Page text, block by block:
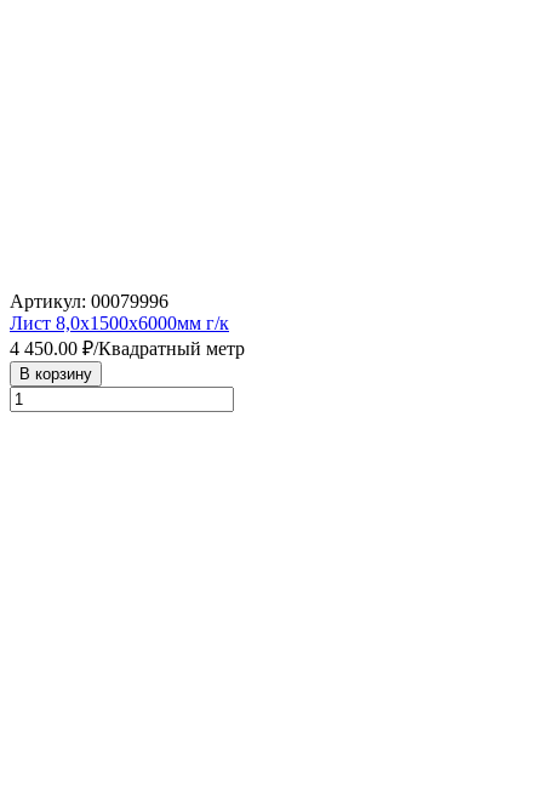
Артикул: 00079996
Лист 8,0х1500х6000мм г/к
4 450.00 ₽/Квадратный метр
В корзину